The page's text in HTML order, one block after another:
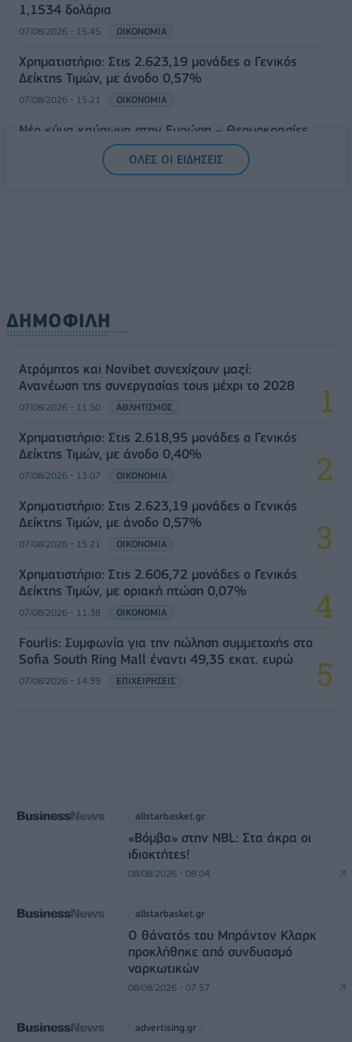
1,1534 δολάρια
07/08/2026 - 15:45 ΟΙΚΟΝΟΜΙΑ
Χρηματιστήριο: Στις 2.623,19 μονάδες ο Γενικός
Δείκτης Τιμών, με άνοδο 0,57%
07/08/2026 - 15:21 ΟΙΚΟΝΟΜΙΑ
Νέο κύμα καύσωνα στην Ευρώπη – Θερμοκρασίες
άνω των 40°C σε Ιταλία, Ισπανία και Βαλκάνια
07/08/2026 - 14:58 ΚΟΣΜΟΣ
ΟΛΕΣ ΟΙ ΕΙΔΗΣΕΙΣ
ΔΗΜΟΦΙΛΗ
Ατρόμητος και Novibet συνεχίζουν μαζί:
Ανανέωση της συνεργασίας τους μέχρι το 2028
07/08/2026 - 11:50 ΑΘΛΗΤΙΣΜΟΣ
Χρηματιστήριο: Στις 2.618,95 μονάδες ο Γενικός
Δείκτης Τιμών, με άνοδο 0,40%
07/08/2026 - 13:07 ΟΙΚΟΝΟΜΙΑ
Χρηματιστήριο: Στις 2.623,19 μονάδες ο Γενικός
Δείκτης Τιμών, με άνοδο 0,57%
07/08/2026 - 15:21 ΟΙΚΟΝΟΜΙΑ
Χρηματιστήριο: Στις 2.606,72 μονάδες ο Γενικός
Δείκτης Τιμών, με οριακή πτώση 0,07%
07/08/2026 - 11:38 ΟΙΚΟΝΟΜΙΑ
Fourlis: Συμφωνία για την πώληση συμμετοχής στο
Sofia South Ring Mall έναντι 49,35 εκατ. ευρώ
07/08/2026 - 14:39 ΕΠΙΧΕΙΡΗΣΕΙΣ
allstarbasket.gr
«Βόμβα» στην NBL: Στα άκρα οι
ιδιοκτήτες!
08/08/2026 - 08:04
allstarbasket.gr
O θάνατός του Μπράντον Κλαρκ
προκλήθηκε από συνδυασμό
ναρκωτικών
08/08/2026 - 07:57
advertising.gr